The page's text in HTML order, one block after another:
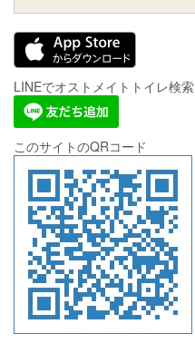
LINEでオストメイトトイレ検索
このサイトのQRコード